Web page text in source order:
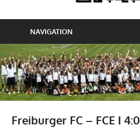
NAVIGATION
Freiburger FC – FCE I 4:0